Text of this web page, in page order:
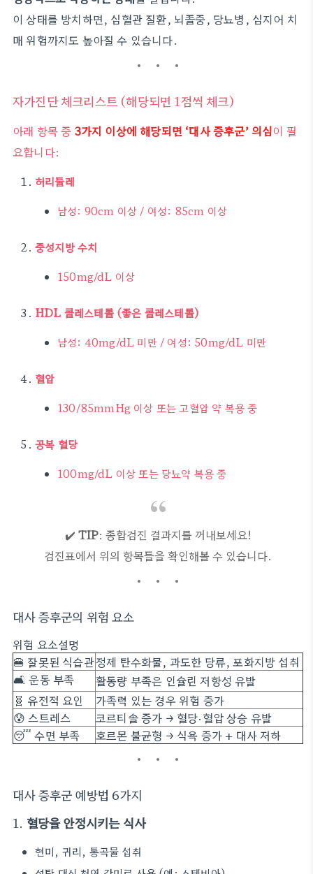
이 상태를 방치하면, 심혈관 질환, 뇌졸중, 당뇨병, 심지어 치
매 위험까지도 높아질 수 있습니다.
자가진단 체크리스트 (해당되면 1점씩 체크)
아래 항목 중 3가지 이상에 해당되면 ‘대사 증후군’ 의심이 필
요합니다:
허리둘레
남성: 90cm 이상 / 여성: 85cm 이상
중성지방 수치
150mg/dL 이상
HDL 콜레스테롤 (좋은 콜레스테롤)
남성: 40mg/dL 미만 / 여성: 50mg/dL 미만
혈압
130/85mmHg 이상 또는 고혈압 약 복용 중
공복 혈당
100mg/dL 이상 또는 당뇨약 복용 중
✔️ TIP: 종합검진 결과지를 꺼내보세요!
검진표에서 위의 항목들을 확인해볼 수 있습니다.
대사 증후군의 위험 요소
위험 요소설명
🍔 잘못된 식습관정제 탄수화물, 과도한 당류, 포화지방 섭취
🛋️ 운동 부족
활동량 부족은 인슐린 저항성 유발
🧬 유전적 요인
가족력 있는 경우 위험 증가
😰 스트레스
코르티솔 증가 → 혈당·혈압 상승 유발
😴 수면 부족
호르몬 불균형 → 식욕 증가 + 대사 저하
대사 증후군 예방법 6가지
1. 혈당을 안정시키는 식사
현미, 귀리, 통곡물 섭취